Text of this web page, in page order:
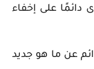
دائمًا على إخفاء
عن ما هو جديد